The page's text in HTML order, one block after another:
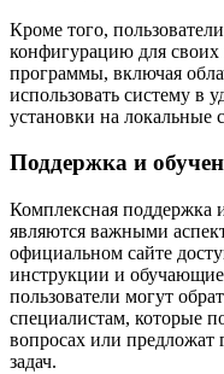
Кроме того,
конфигурацию для своих
программы, включая
использовать систему в
установки на локальные
Поддержка и
Комплексная поддержка
являются важными
официальном сайте
инструкции и
пользователи могут
специалистам, которые
вопросах или предложат
задач.